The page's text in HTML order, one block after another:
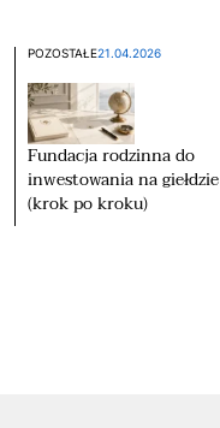
POZOSTAŁE21.04.2026
Fundacja rodzinna do
inwestowania na giełdzie
(krok po kroku)